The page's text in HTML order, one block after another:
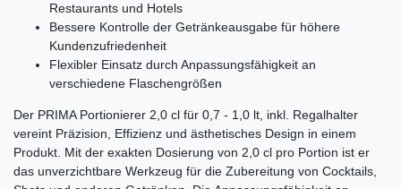
Restaurants und Hotels
Bessere Kontrolle der Getränkeausgabe für höhere
Kundenzufriedenheit
Flexibler Einsatz durch Anpassungsfähigkeit an
verschiedene Flaschengrößen
Der PRIMA Portionierer 2,0 cl für 0,7 - 1,0 lt, inkl. Regalhalter
vereint Präzision, Effizienz und ästhetisches Design in einem
Produkt. Mit der exakten Dosierung von 2,0 cl pro Portion ist er
das unverzichtbare Werkzeug für die Zubereitung von Cocktails,